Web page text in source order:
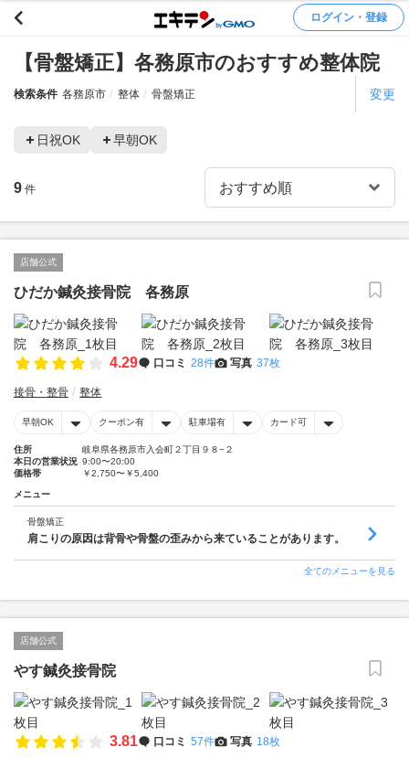
ログイン・登録
【骨盤矯正】各務原市のおすすめ整体院
検索条件 各務原市 整体 骨盤矯正 変更
日祝OK 早朝OK
9 件
店舗公式
ひだか鍼灸接骨院 各務原
4.29 口コミ 28件 写真 37枚
接骨・整骨 整体
早朝OK クーポン有 駐車場有 カード可
住所
岐阜県各務原市入会町２丁目９８−２
本日の営業状況 9:00〜20:00
価格帯
￥2,750〜￥5,400
メニュー
骨盤矯正
肩こりの原因は背骨や骨盤の歪みから来ていることがあります。
全てのメニューを見る
店舗公式
やす鍼灸接骨院
3.81 口コミ 57件 写真 18枚